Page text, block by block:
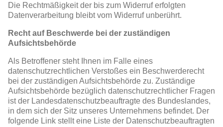
Die Rechtmäßigkeit der bis zum Widerruf erfolgten
Datenverarbeitung bleibt vom Widerruf unberührt.
Recht auf Beschwerde bei der zuständigen
Aufsichtsbehörde
Als Betroffener steht Ihnen im Falle eines
datenschutzrechtlichen Verstoßes ein Beschwerderecht
bei der zuständigen Aufsichtsbehörde zu. Zuständige
Aufsichtsbehörde bezüglich datenschutzrechtlicher Fragen
ist der Landesdatenschutzbeauftragte des Bundeslandes,
in dem sich der Sitz unseres Unternehmens befindet. Der
folgende Link stellt eine Liste der Datenschutzbeauftragten